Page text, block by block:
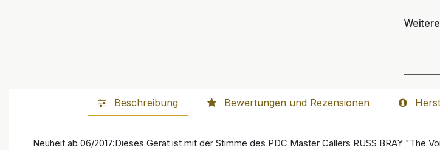
Beschreibung Bewertungen und Rezensionen
Neuheit ab 06/2017:Dieses Gerät ist mit der Stimme des PDC Master Callers RUSS BRAY "The